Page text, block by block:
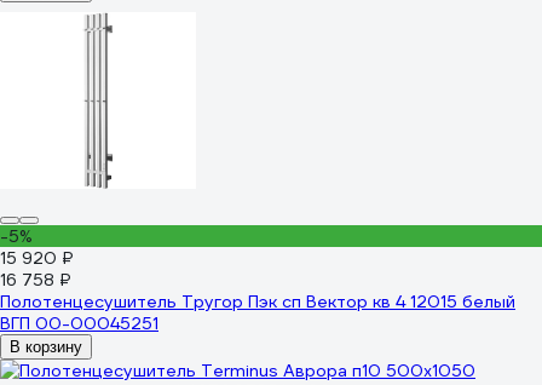
-5%
15 920 ₽
16 758 ₽
Полотенцесушитель Тругор Пэк сп Вектор кв 4 12015 белый
ВГП 00-00045251
В корзину